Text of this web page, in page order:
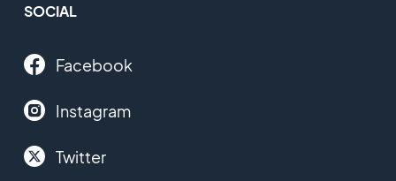
SOCIAL
Facebook
Instagram
Twitter